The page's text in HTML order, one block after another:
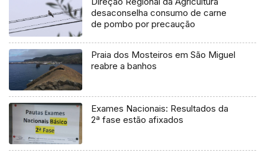
desaconselha consumo de carne
de pombo por precaução
Praia dos Mosteiros em São Miguel
reabre a banhos
Exames Nacionais: Resultados da
2ª fase estão afixados